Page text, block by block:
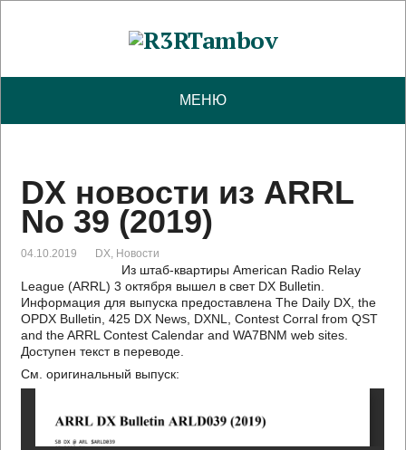
МЕНЮ
DX новости из ARRL
No 39 (2019)
04.10.2019 DX, Новости
Из штаб-квартиры American Radio Relay
League (ARRL) 3 октября вышел в свет DX Bulletin.
Информация для выпуска предоставлена The Daily DX, the
OPDX Bulletin, 425 DX News, DXNL, Contest Corral from QST
and the ARRL Contest Calendar and WA7BNM web sites.
Доступен текст в переводе.
См. оригинальный выпуск: